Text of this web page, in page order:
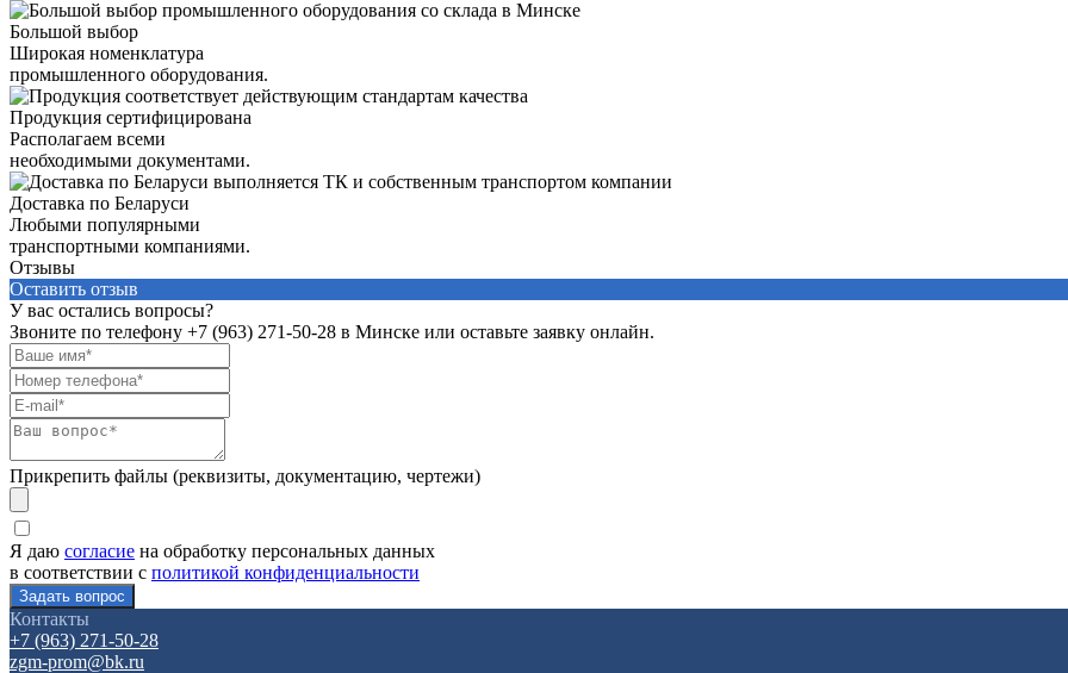
Большой выбор
Широкая номенклатура
промышленного оборудования.
Продукция сертифицирована
Располагаем всеми
необходимыми документами.
Доставка по Беларуси
Любыми популярными
транспортными компаниями.
Отзывы
Оставить отзыв
У вас остались вопросы?
Звоните по телефону +7 (963) 271-50-28 в Минске или оставьте заявку онлайн.
Прикрепить файлы (реквизиты, документацию, чертежи)
Я даю согласие на обработку персональных данных
в соответствии с политикой конфиденциальности
Контакты
+7 (963) 271-50-28
zgm-prom@bk.ru